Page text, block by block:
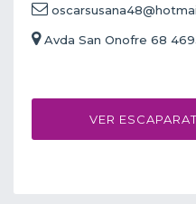
Avda San Onofre 68
VER